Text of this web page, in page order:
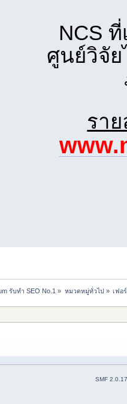
NCS
ศูนย์วิจั
รา
รับทำ SEO No.1 » หมวดหมู่ทั่วไป » เฟอ
SMF 2.0.17